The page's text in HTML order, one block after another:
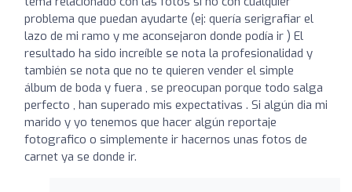
problema que puedan ayudarte (ej: quería serigrafiar el
lazo de mi ramo y me aconsejaron donde podía ir ) El
resultado ha sido increíble se nota la profesionalidad y
también se nota que no te quieren vender el simple
álbum de boda y fuera , se preocupan porque todo salga
perfecto , han superado mis expectativas . Si algún dia mi
marido y yo tenemos que hacer algún reportaje
fotografico o simplemente ir hacernos unas fotos de
carnet ya se donde ir.